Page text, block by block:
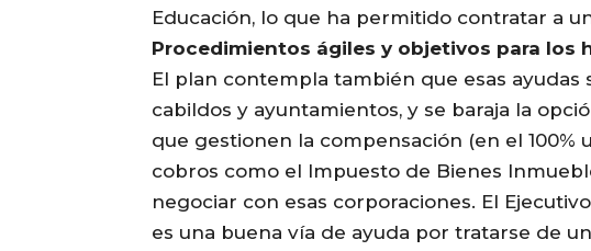
Educación, lo que ha permitido contratar a
Procedimientos ágiles y objetivos para los
El plan contempla también que esas
cabildos y ayuntamientos, y se baraja la
que gestionen la compensación (en el 100%
cobros como el Impuesto de Bienes
negociar con esas corporaciones. El
es una buena vía de ayuda por tratarse de